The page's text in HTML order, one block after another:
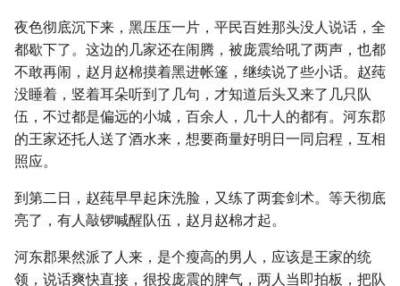
夜色彻底沉下来，黑压压一片，平民百姓那头没人说话，全
都歇下了。这边的几家还在闹腾，被庞震给吼了两声，也都
不敢再闹，赵月赵棉摸着黑进帐篷，继续说了些小话。赵莼
没睡着，竖着耳朵听到了几句，才知道后头又来了几只队
伍，不过都是偏远的小城，百余人，几十人的都有。河东郡
的王家还托人送了酒水来，想要商量好明日一同启程，互相
照应。
到第二日，赵莼早早起床洗脸，又练了两套剑术。等天彻底
亮了，有人敲锣喊醒队伍，赵月赵棉才起。
河东郡果然派了人来，是个瘦高的男人，应该是王家的统
领，说话爽快直接，很投庞震的脾气，两人当即拍板，把队